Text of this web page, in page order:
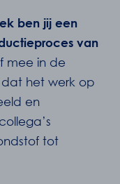
ben jij een
van
mee in de
dat het werk op
en
tot